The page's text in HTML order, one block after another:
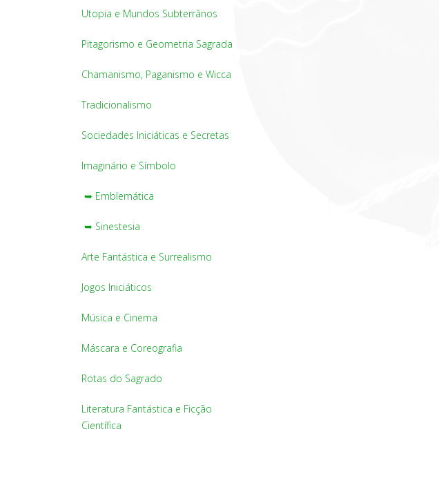
Utopia e Mundos Subterrânos
Pitagorismo e Geometria Sagrada
Chamanismo, Paganismo e Wicca
Tradicionalismo
Sociedades Iniciáticas e Secretas
Imaginário e Símbolo
➥ Emblemática
➥ Sinestesia
Arte Fantástica e Surrealismo
Jogos Iniciáticos
Música e Cinema
Máscara e Coreografia
Rotas do Sagrado
Literatura Fantástica e Ficção
Científica